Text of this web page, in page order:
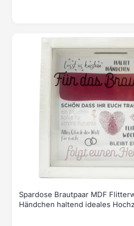
Spardose Brautpaar MDF
Händchen haltend ideales